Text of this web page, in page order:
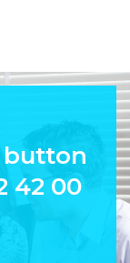
button
42 00